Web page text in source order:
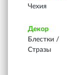
Чехия
Декор
Блестки /
Стразы